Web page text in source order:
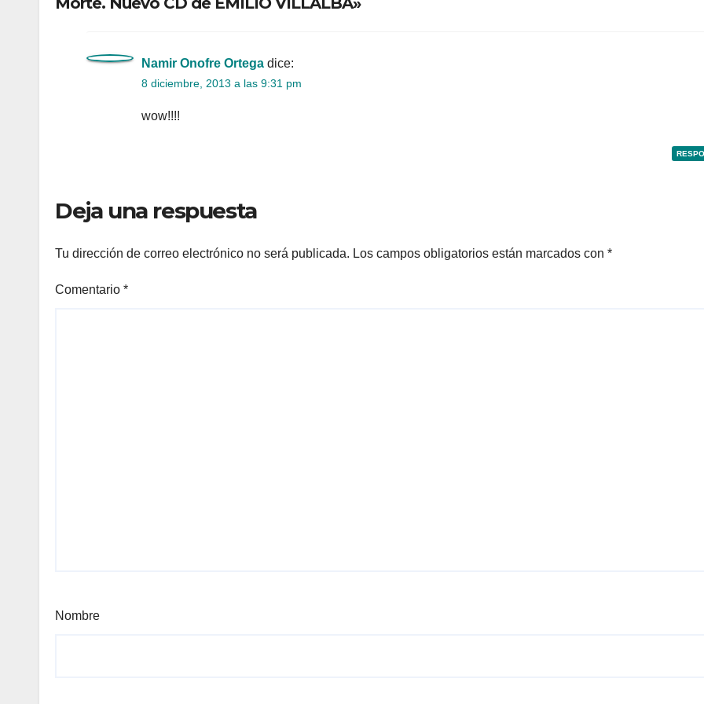
Namir Onofre Ortega dice:
8 diciembre, 2013 a las 9:31 pm
wow!!!!
Deja una respuesta
Tu dirección de correo electrónico no será publicada. Los campos obligatorios están marcados con *
Comentario *
Nombre